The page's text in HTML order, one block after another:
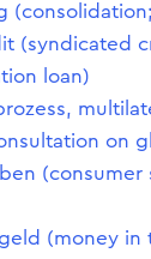
(syndicated
loan)
on
(consumer
(money in